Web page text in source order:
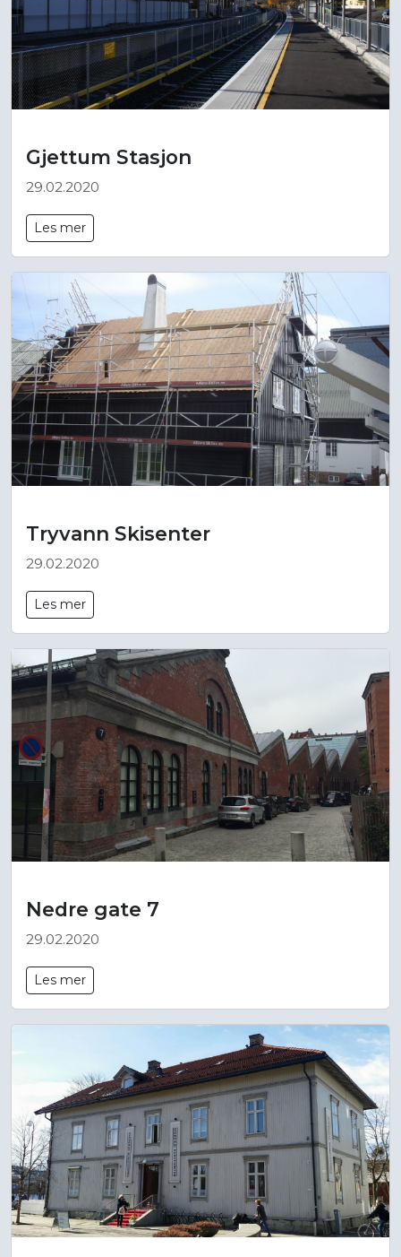
Gjettum Stasjon
29.02.2020
Les mer
Tryvann Skisenter
29.02.2020
Les mer
Nedre gate 7
29.02.2020
Les mer